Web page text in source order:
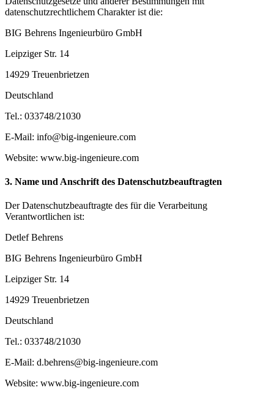
datenschutzrechtlichem Charakter ist die:
BIG Behrens Ingenieurbüro GmbH
Leipziger Str. 14
14929 Treuenbrietzen
Deutschland
Tel.: 033748/21030
E-Mail: info@big-ingenieure.com
Website: www.big-ingenieure.com
3. Name und Anschrift des Datenschutzbeauftragten
Der Datenschutzbeauftragte des für die Verarbeitung
Verantwortlichen ist:
Detlef Behrens
BIG Behrens Ingenieurbüro GmbH
Leipziger Str. 14
14929 Treuenbrietzen
Deutschland
Tel.: 033748/21030
E-Mail: d.behrens@big-ingenieure.com
Website: www.big-ingenieure.com